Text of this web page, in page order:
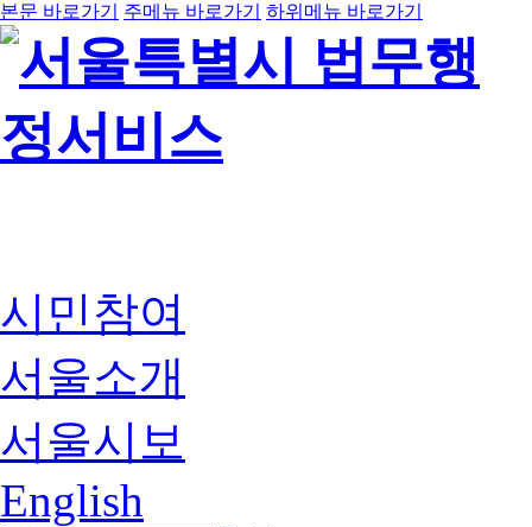
본문 바로가기 주메뉴 바로가기 하위메뉴 바로가기
시민참여
서울소개
서울시보
English